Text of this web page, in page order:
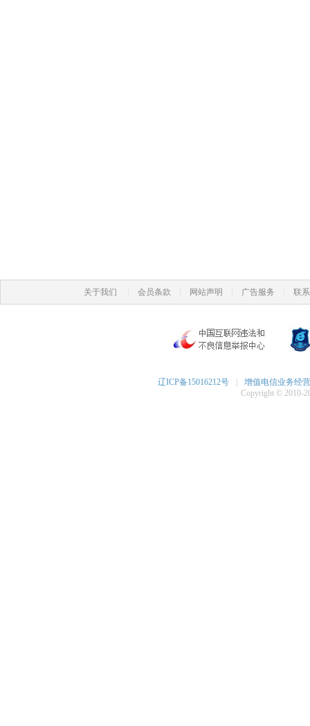
关于我们 会员条款 网站声明 广告服务 联
辽ICP备15016212号
增值电信业务经
Copyright © 2010-